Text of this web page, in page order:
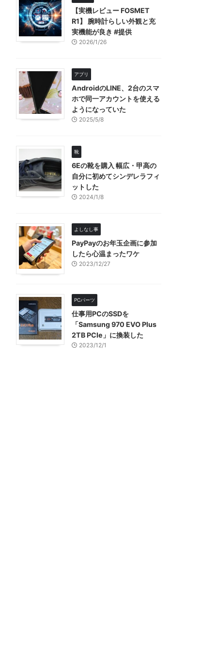
【実機レビュー FOSMET
R1】 腕時計らしい外観と充
実機能が良き #提供
2026/1/26
アプリ
AndroidのLINE、2台のスマ
ホで同一アカウントを使える
ようになっていた
2025/5/8
靴
6Eの靴を購入 幅広・甲高の
自分に初めてシンデレラフィ
ットした
2024/1/8
よしなし事
PayPayのお年玉企画に参加
したら心温まったワケ
2023/12/27
PCパーツ
仕事用PCのSSDを
「Samsung 970 EVO Plus
2TB PCIe」に換装した
2023/12/1